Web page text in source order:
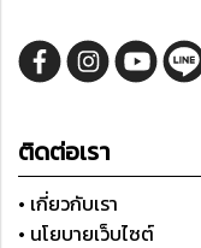
ติดต่อเรา
• เกี่ยวกับเรา
• นโยบายเว็บไซต์